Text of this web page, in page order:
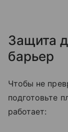
Защита
барьер
Чтобы не
подготовьте
работает: